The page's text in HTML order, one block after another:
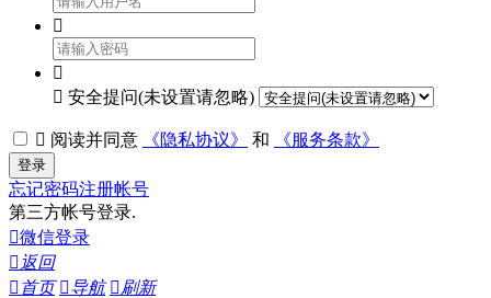


 安全提问(未设置请忽略)
 阅读并同意 《隐私协议》 和 《服务条款》
登录
忘记密码注册帐号
第三方帐号登录.
微信登录
 返回
 首页 导航 刷新